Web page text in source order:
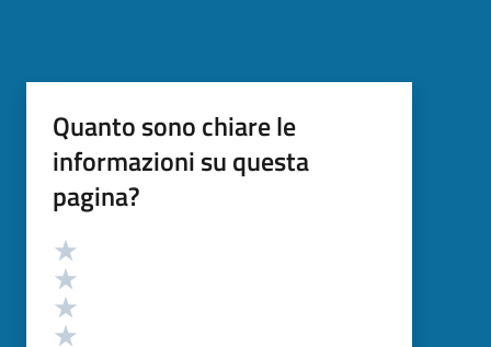
Quanto sono chiare le
informazioni su questa
pagina?
Valutazione